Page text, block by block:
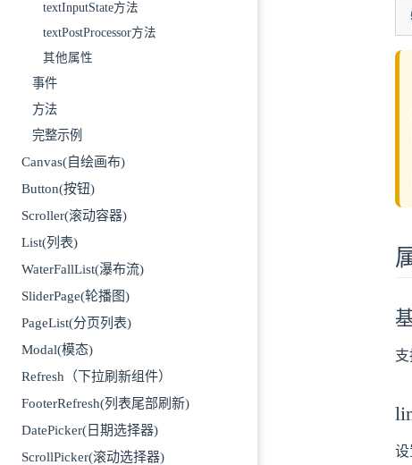
textInputState方法
textPostProcessor方法
其他属性
事件
方法
完整示例
Canvas(自绘画布)
Button(按钮)
Scroller(滚动容器)
List(列表)
WaterFallList(瀑布流)
SliderPage(轮播图)
PageList(分页列表)
Modal(模态)
Refresh（下拉刷新组件）
FooterRefresh(列表尾部刷新)
DatePicker(日期选择器)
ScrollPicker(滚动选择器)
设